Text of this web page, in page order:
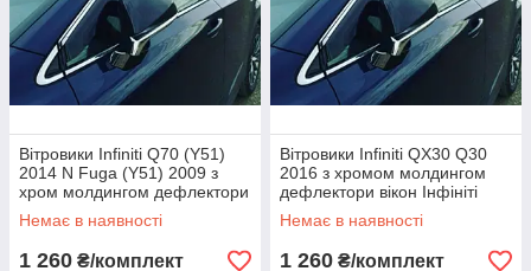
Вітровики Infiniti Q70 (Y51)
2014 N Fuga (Y51) 2009 з
хром молдингом дефлектори
вікон Інфініті К'Ю70 ЛИ51 Н
Фуга ES1
Немає в наявності
1 260 ₴/комплект
Вітровики Infiniti QX30 Q30
2016 з хромом молдингом
дефлектори вікон Інфініті
К'ЮX30 К'Ю30
Немає в наявності
1 260 ₴/комплект